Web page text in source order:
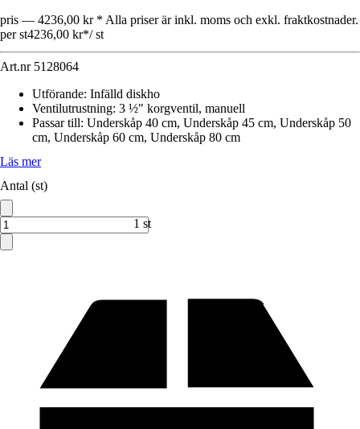
pris — 4236,00 kr * Alla priser är inkl. moms och exkl. fraktkostnader.
per st4236,00 kr*/ st
Art.nr 5128064
Utförande: Infälld diskho
Ventilutrustning: 3 ½" korgventil, manuell
Passar till: Underskåp 40 cm, Underskåp 45 cm, Underskåp 50
cm, Underskåp 60 cm, Underskåp 80 cm
Läs mer
Antal (st)
1 st